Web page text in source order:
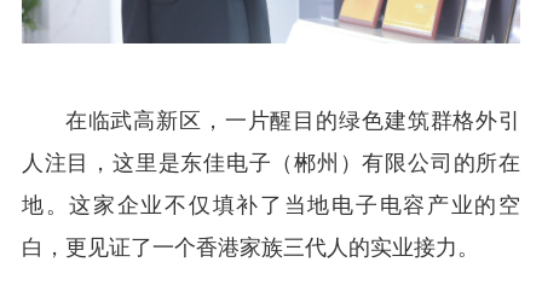
在临武高新区，一片醒目的绿色建筑群格外引
人注目，这里是东佳电子（郴州）有限公司的所在
地。这家企业不仅填补了当地电子电容产业的空
白，更见证了一个香港家族三代人的实业接力。